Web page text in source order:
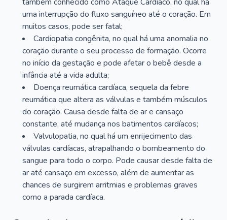
uma interrupção do fluxo sanguíneo até o coração. Em
muitos casos, pode ser fatal;
Cardiopatia congênita, no qual há uma anomalia no
coração durante o seu processo de formação. Ocorre
no início da gestação e pode afetar o bebê desde a
infância até a vida adulta;
Doença reumática cardíaca, sequela da febre
reumática que altera as válvulas e também músculos
do coração. Causa desde falta de ar e cansaço
constante, até mudança nos batimentos cardíacos;
Valvulopatia, no qual há um enrijecimento das
válvulas cardíacas, atrapalhando o bombeamento do
sangue para todo o corpo. Pode causar desde falta de
ar até cansaço em excesso, além de aumentar as
chances de surgirem arritmias e problemas graves
como a parada cardíaca.